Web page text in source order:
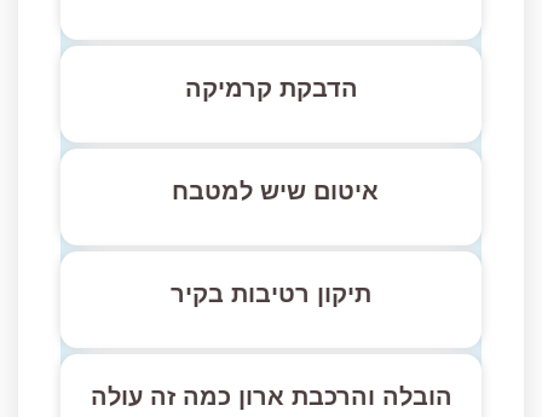
הדבקת קרמיקה
איטום שיש למטבח
תיקון רטיבות בקיר
הובלה והרכבת ארון כמה זה עולה